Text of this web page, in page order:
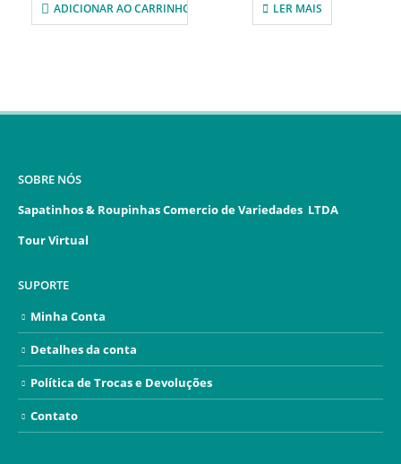
ADICIONAR AO CARRINHO LER MAIS
SOBRE NÓS
Sapatinhos & Roupinhas Comercio de Variedades LTDA
Tour Virtual
SUPORTE
Minha Conta
Detalhes da conta
Política de Trocas e Devoluções
Contato